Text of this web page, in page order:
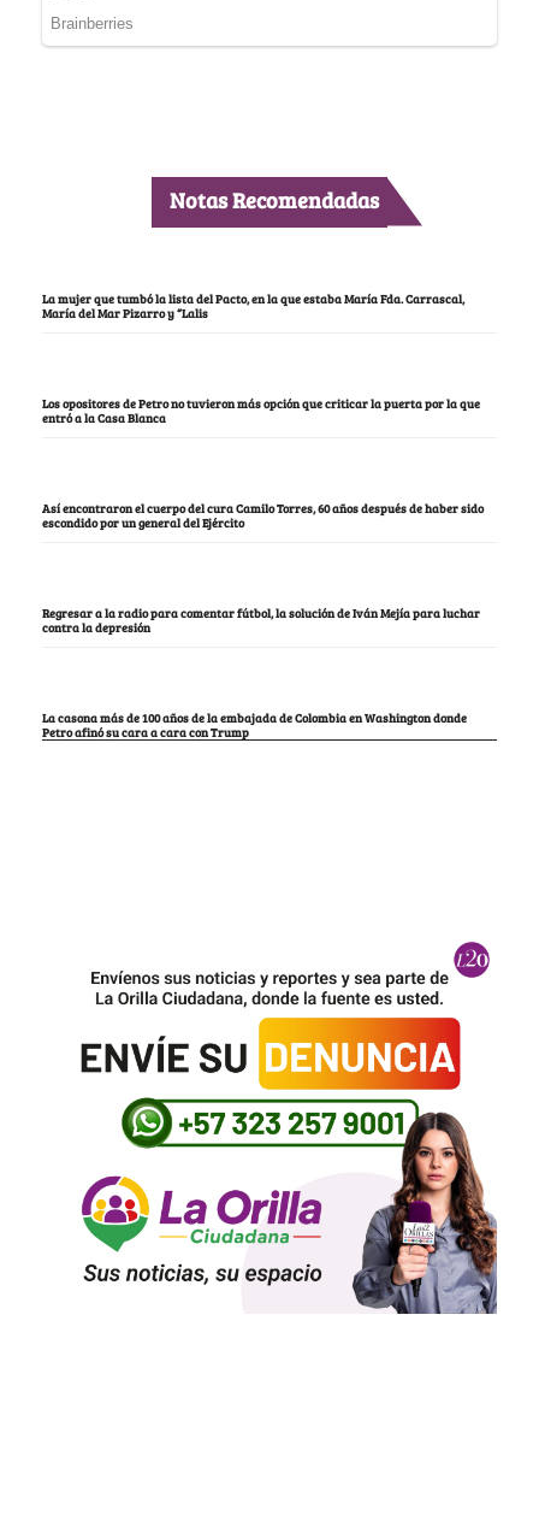
Notas Recomendadas
La mujer que tumbó la lista del Pacto, en la que estaba María Fda. Carrascal,
María del Mar Pizarro y “Lalis
Los opositores de Petro no tuvieron más opción que criticar la puerta por la que
entró a la Casa Blanca
Así encontraron el cuerpo del cura Camilo Torres, 60 años después de haber sido
escondido por un general del Ejército
Regresar a la radio para comentar fútbol, la solución de Iván Mejía para luchar
contra la depresión
La casona más de 100 años de la embajada de Colombia en Washington donde
Petro afinó su cara a cara con Trump